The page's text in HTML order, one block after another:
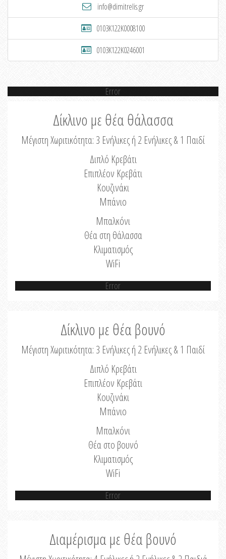
info@dimitrelis.gr
0103K122K0008100
0103K122K0246001
Error
Δίκλινο με θέα θάλασσα
Μέγιστη Χωριτικότητα: 3 Ενήλικες ή 2 Ενήλικες & 1 Παιδί
Διπλό Κρεβάτι
Επιπλέον Κρεβάτι
Κουζινάκι
Μπάνιο
Μπαλκόνι
Θέα στη θάλασσα
Κλιματισμός
WiFi
Error
Δίκλινο με θέα βουνό
Μέγιστη Χωριτικότητα: 3 Ενήλικες ή 2 Ενήλικες & 1 Παιδί
Διπλό Κρεβάτι
Επιπλέον Κρεβάτι
Κουζινάκι
Μπάνιο
Μπαλκόνι
Θέα στο βουνό
Κλιματισμός
WiFi
Error
Διαμέρισμα με θέα βουνό